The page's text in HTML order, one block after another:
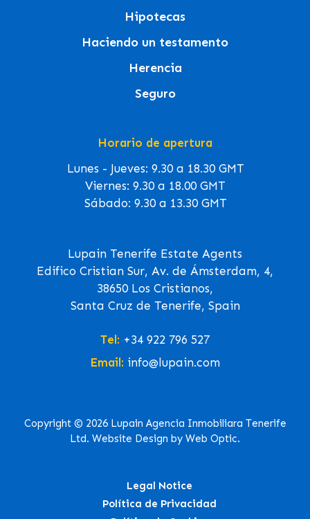
Hipotecas
Haciendo un testamento
Herencia
Seguro
Horario de apertura
Lunes - Jueves: 9.30 a 18.30 GMT
Viernes: 9.30 a 18.00 GMT
Sábado: 9.30 a 13.30 GMT
Lupain Tenerife Estate Agents
Edifico Cristian Sur, Av. de Ámsterdam, 4,
38650 Los Cristianos,
Santa Cruz de Tenerife, Spain
Tel: +34 922 796 527
Email: info@lupain.com
Copyright © 2026 Lupain Agencia Inmobiliara Tenerife
Ltd. Website Design by Web Optic.
Legal Notice
Política de Privacidad